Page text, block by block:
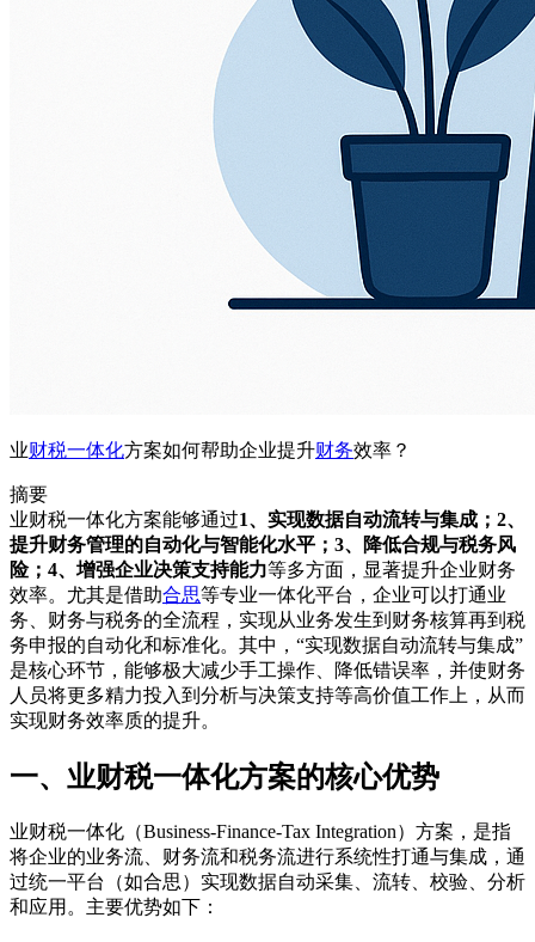
业财税一体化方案如何帮助企业提升财务效率？
摘要
业财税一体化方案能够通过1、实现数据自动流转与集成；2、
提升财务管理的自动化与智能化水平；3、降低合规与税务风
险；4、增强企业决策支持能力等多方面，显著提升企业财务
效率。尤其是借助合思等专业一体化平台，企业可以打通业
务、财务与税务的全流程，实现从业务发生到财务核算再到税
务申报的自动化和标准化。其中，“实现数据自动流转与集成”
是核心环节，能够极大减少手工操作、降低错误率，并使财务
人员将更多精力投入到分析与决策支持等高价值工作上，从而
实现财务效率质的提升。
一、业财税一体化方案的核心优势
业财税一体化（Business-Finance-Tax Integration）方案，是指
将企业的业务流、财务流和税务流进行系统性打通与集成，通
过统一平台（如合思）实现数据自动采集、流转、校验、分析
和应用。主要优势如下：